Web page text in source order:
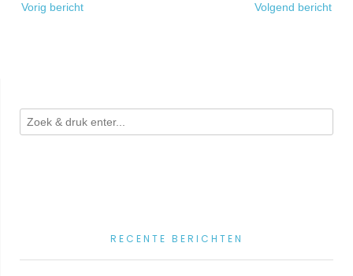
navigatie
Vorig bericht Volgend bericht
RECENTE BERICHTEN